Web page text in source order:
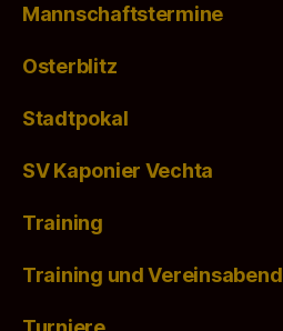
Mannschaftstermine
Osterblitz
Stadtpokal
SV Kaponier Vechta
Training
Training und Vereinsabend